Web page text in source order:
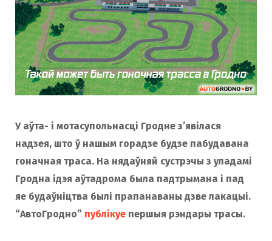
У аўта- і мотасупольнасці Гродне з’явілася
надзея, што ў нашым горадзе будзе пабудавана
гоначная траса. На нядаўняй сустрэчы з уладамі
Гродна ідэя аўтадрома была падтрымана і пад
яе будаўніцтва былі прапанаваны дзве лакацыі.
“АвтоГродно” публікуе першыя рэндары трасы.